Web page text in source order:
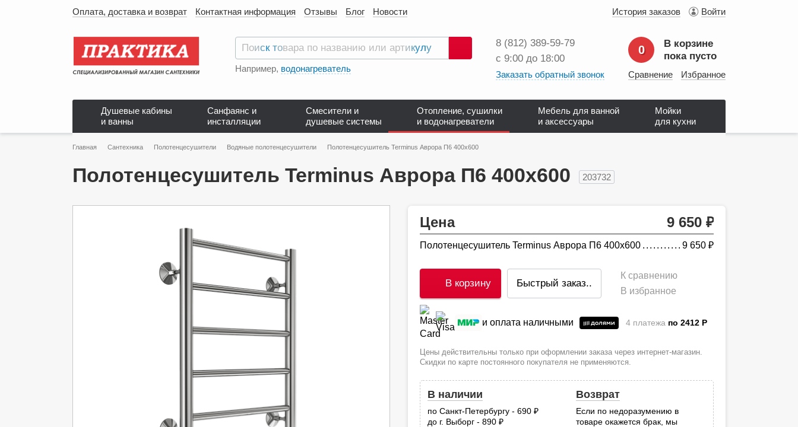
Оплата, доставка и возврат Контактная информация Отзывы Блог Новости История заказов Войти
Поиск
Например, водонагреватель
8 (812) 389‑59‑79
с 9:00 до 18:00
Заказать обратный звонок
0
В корзине
пока пусто
Сравнение Избранное
Душевые кабины
и ванны
Санфаянс и
инсталляции
Смесители и
душевые системы
Отопление, сушилки
и водонагреватели
Мебель для ванной
и аксессуары
Мойки
для кухни
Главная Сантехника Полотенцесушители Водяные полотенцесушители Полотенцесушитель Terminus Аврора П6 400х600
Полотенцесушитель Terminus Аврора П6 400х600 203732
Цена 9 650
Полотенцесушитель Terminus Аврора П6 400х600 9 650
В корзину Быстрый заказ..
К сравнению
В избранное
и оплата наличными 4 платежа по 2412 P
Цены действительны только при оформлении заказа через интернет-магазин.
Скидки по карте постоянного покупателя не применяются.
В наличии
по Санкт-Петербургу - 690
до г. Выборг - 890
Возврат
Если по недоразумению в
товаре окажется брак, мы